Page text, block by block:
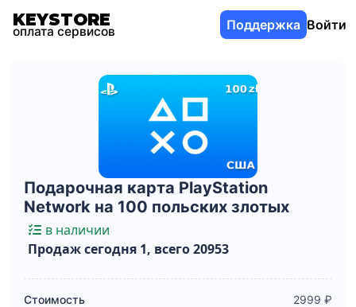
KEYSTORE
оплата сервисов Поддержка Войти
Подарочная карта PlayStation
Network на 100 польских злотых
в наличии
Продаж сегодня 1, всего 20953
Стоимость 2999 ₽